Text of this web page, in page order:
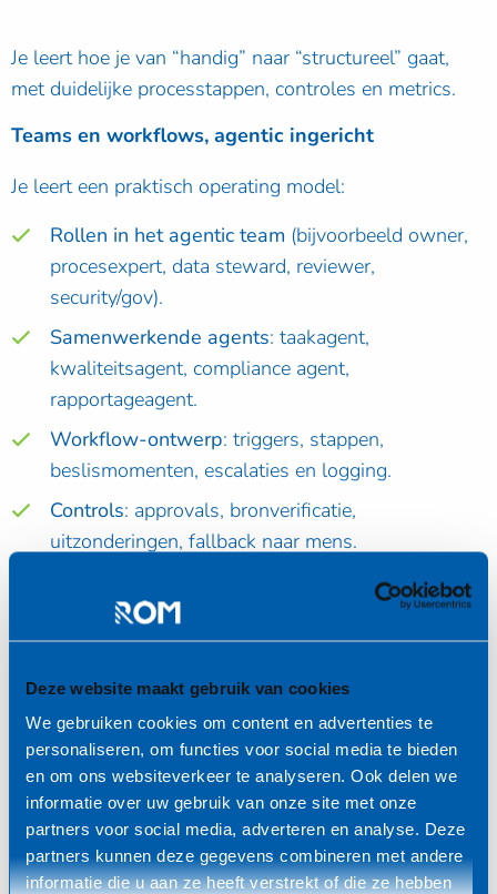
Deze website maakt gebruik van cookies
We gebruiken cookies om content en advertenties te
personaliseren, om functies voor social media te bieden
en om ons websiteverkeer te analyseren. Ook delen we
informatie over uw gebruik van onze site met onze
partners voor social media, adverteren en analyse. Deze
partners kunnen deze gegevens combineren met andere
informatie die u aan ze heeft verstrekt of die ze hebben
Je leert hoe je van “handig” naar “structureel” gaat,
met duidelijke processtappen, controles en metrics.
Teams en workflows, agentic ingericht
Je leert een praktisch operating model:
Rollen in het agentic team (bijvoorbeeld owner,
procesexpert, data steward, reviewer,
security/gov).
Samenwerkende agents: taakagent,
kwaliteitsagent, compliance agent,
rapportageagent.
Workflow-ontwerp: triggers, stappen,
beslismomenten, escalaties en logging.
Controls: approvals, bronverificatie,
uitzonderingen, fallback naar mens.
Programmaoverzicht
Wat is agentic AI en wanneer is het nuttig.
Hoe werken LLM’s in de praktijk.
Verschil tussen chatbots, AI tools, copilots en
autonome agents.
De rol van context, geheugen, tools en evaluatie.